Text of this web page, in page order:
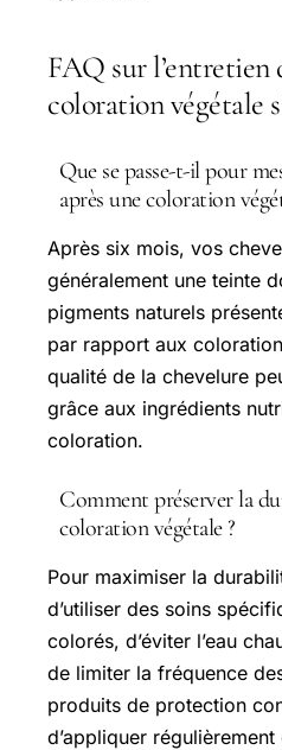
FAQ sur l’entretien
coloration végétale
Que se passe-t-il pour
après une coloration
Après six mois, vos
généralement une teinte
pigments naturels
par rapport aux
qualité de la chevelure
grâce aux ingrédients
coloration.
Comment préserver la
coloration végétale ?
Pour maximiser la
d’utiliser des soins
colorés, d’éviter l’eau
de limiter la fréquence
produits de protection
d’appliquer